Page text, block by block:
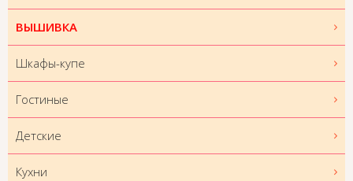
ВЫШИВКА
Шкафы-купе
Гостиные
Детские
Кухни